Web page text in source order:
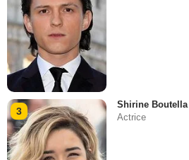
3
Shirine Boutella
Actrice